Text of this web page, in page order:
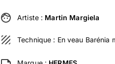
Artiste : Martin Margiela
Technique : En veau Barénia